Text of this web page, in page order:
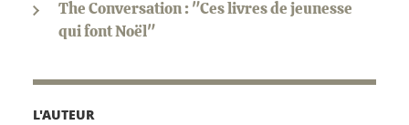
The Conversation : "Ces livres de jeunesse
qui font Noël"
L'AUTEUR